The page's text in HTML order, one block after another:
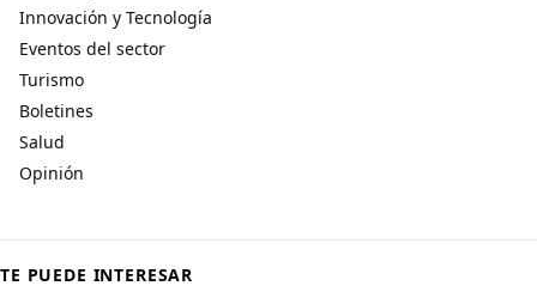
Innovación y Tecnología
Eventos del sector
Turismo
Boletines
Salud
Opinión
TE PUEDE INTERESAR